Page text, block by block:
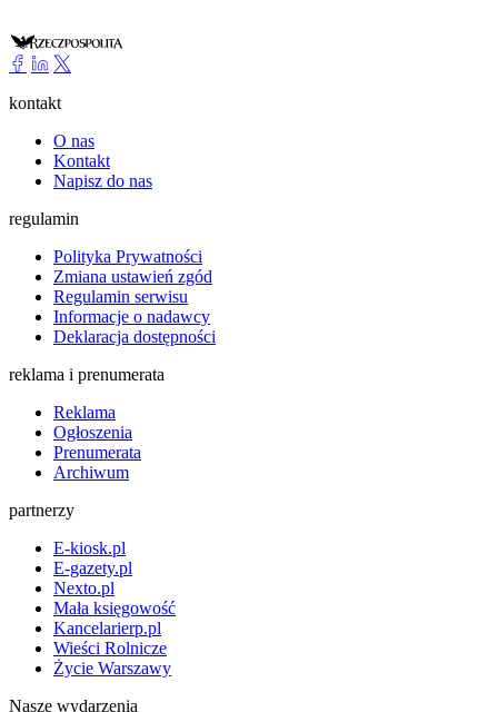
kontakt
O nas
Kontakt
Napisz do nas
regulamin
Polityka Prywatności
Zmiana ustawień zgód
Regulamin serwisu
Informacje o nadawcy
Deklaracja dostępności
reklama i prenumerata
Reklama
Ogłoszenia
Prenumerata
Archiwum
partnerzy
E-kiosk.pl
E-gazety.pl
Nexto.pl
Mała księgowość
Kancelarierp.pl
Wieści Rolnicze
Życie Warszawy
Nasze wydarzenia